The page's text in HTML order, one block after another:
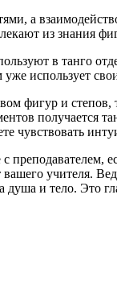
а
из знания
в танго
использует
фигур и
получается
чувствовать
учителя.
душа и тело. Это